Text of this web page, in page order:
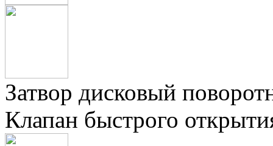
Затвор дисковый
Клапан быстрого